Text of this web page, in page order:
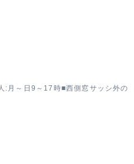
:月～日9～17時■西側窓サッシ外の